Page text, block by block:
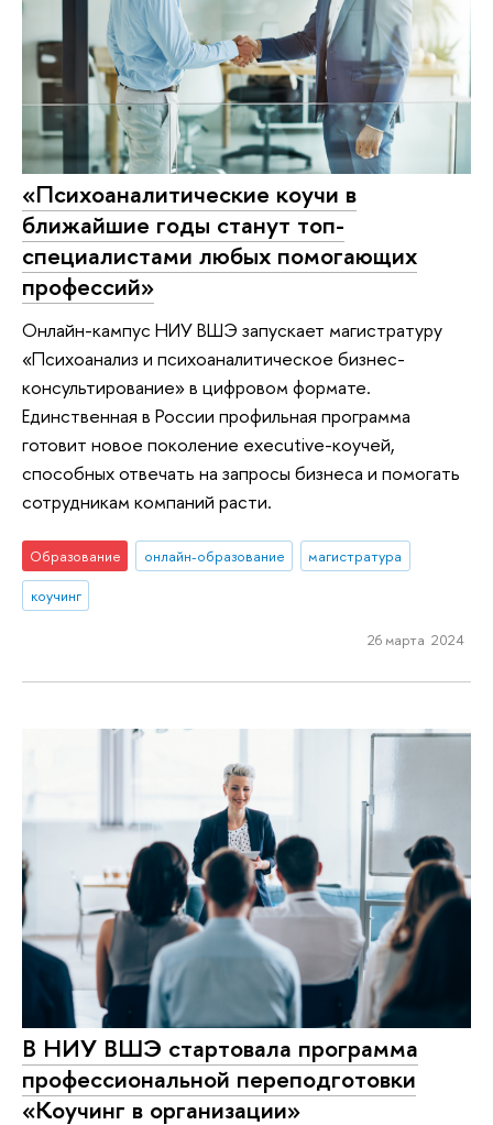
«Психоаналитические коучи в
ближайшие годы станут топ-
специалистами любых помогающих
профессий»
Онлайн-кампус НИУ ВШЭ запускает магистратуру
«Психоанализ и психоаналитическое бизнес-
консультирование» в цифровом формате.
Единственная в России профильная программа
готовит новое поколение executive-коучей,
способных отвечать на запросы бизнеса и помогать
сотрудникам компаний расти.
Образование онлайн-образование
магистратура
коучинг
26 марта 2024
В НИУ ВШЭ стартовала программа
профессиональной переподготовки
«Коучинг в организации»